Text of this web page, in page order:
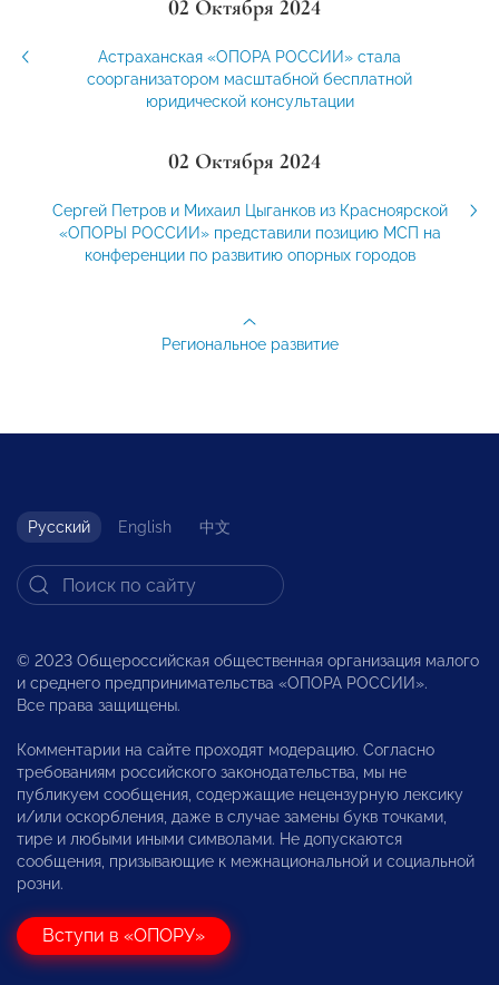
02 Октября 2024
Астраханская «ОПОРА РОССИИ» стала
соорганизатором масштабной бесплатной
юридической консультации
02 Октября 2024
Сергей Петров и Михаил Цыганков из Красноярской
«ОПОРЫ РОССИИ» представили позицию МСП на
конференции по развитию опорных городов
Региональное развитие
Русский English 中文
© 2023 Общероссийская общественная организация малого
и среднего предпринимательства «ОПОРА РОССИИ».
Все права защищены.
Комментарии на сайте проходят модерацию. Согласно
требованиям российского законодательства, мы не
публикуем сообщения, содержащие нецензурную лексику
и/или оскорбления, даже в случае замены букв точками,
тире и любыми иными символами. Не допускаются
сообщения, призывающие к межнациональной и социальной
розни.
Вступи в «ОПОРУ»